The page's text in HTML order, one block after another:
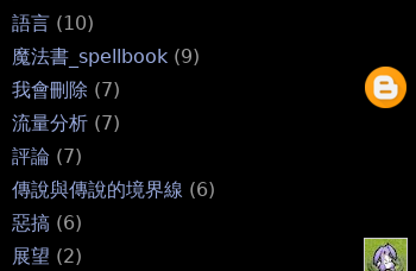
語言 (10)
魔法書_spellbook (9)
我會刪除 (7)
流量分析 (7)
評論 (7)
傳說與傳說的境界線 (6)
惡搞 (6)
展望 (2)